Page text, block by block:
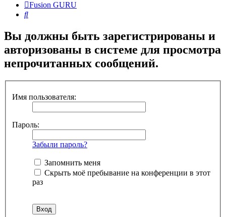
Fusion GURU
Поиск
Вы должны быть зарегистрированы и
авторизованы в системе для просмотра
непрочитанных сообщений.
Имя пользователя:
Пароль:
Забыли пароль?
Запомнить меня
Скрыть моё пребывание на конференции в этот
раз